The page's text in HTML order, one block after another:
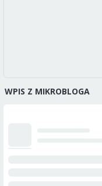
WPIS Z MIKROBLOGA